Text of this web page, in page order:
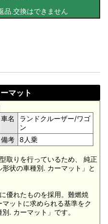
マット
車名
ランドクルーザー/ワゴ
ン
備考 8人乗
取りを行っているため、 純正
状の車種別. カーマット」と
優れたものを採用。難燃焼
ットに求められる基準をク
. カーマット」です。